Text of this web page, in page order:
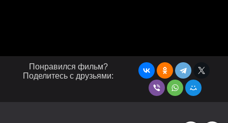
Понравился фильм?
Поделитесь с друзьями: